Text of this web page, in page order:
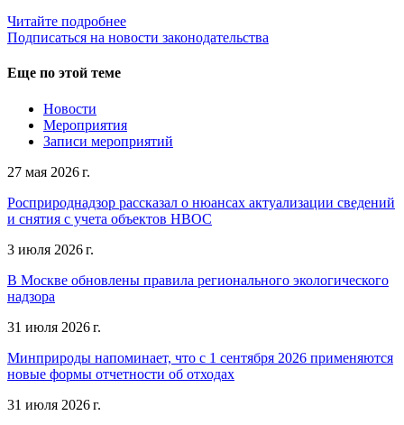
Читайте подробнее
Подписаться на новости законодательства
Еще по этой теме
Новости
Мероприятия
Записи мероприятий
27 мая 2026 г.
Росприроднадзор рассказал о нюансах актуализации сведений
и снятия с учета объектов НВОС
3 июля 2026 г.
В Москве обновлены правила регионального экологического
надзора
31 июля 2026 г.
Минприроды напоминает, что с 1 сентября 2026 применяются
новые формы отчетности об отходах
31 июля 2026 г.